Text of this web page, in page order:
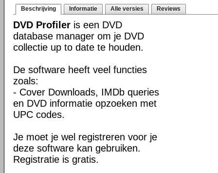
Beschrijving Informatie Alle versies Reviews
DVD Profiler is een DVD
database manager om je DVD
collectie up to date te houden.
De software heeft veel functies
zoals:
- Cover Downloads, IMDb queries
en DVD informatie opzoeken met
UPC codes.
Je moet je wel registreren voor je
deze software kan gebruiken.
Registratie is gratis.